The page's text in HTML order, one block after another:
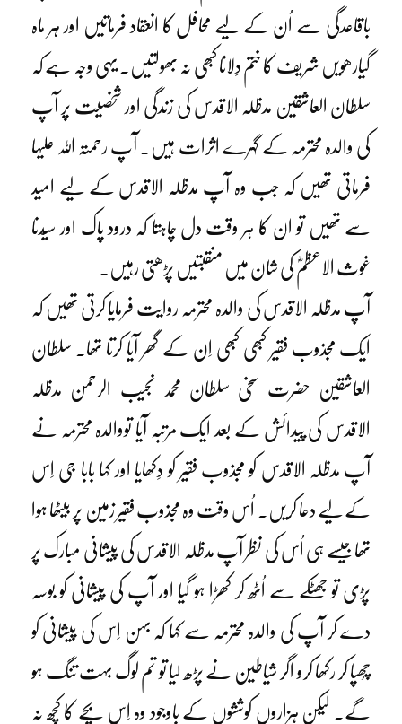
باقاعدگی سے اُن کے لیے محافل کا انعقاد فرماتیں اور ہر ماہ
گیارھویں شریف کا ختم دِلانا کبھی نہ بھولتیں۔ یہی وجہ ہے کہ
سلطان العاشقین مدظلہ الاقدس کی زندگی اور شخصیت پر آپ
کی والدہ محترمہ کے گہرے اثرات ہیں۔ آپ رحمتہ اللہ علیہا
فرماتی تھیں کہ جب وہ آپ مدظلہ الاقدس کے لیے امید
سے تھیں تو ان کا ہر وقت دل چاہتا کہ درود پاک اور سیّدنا
غوث الاعظمؓ کی شان میں منقبتیں پڑھتی رہیں۔
آپ مدظلہ الاقدس کی والدہ محترمہ روایت فرمایا کرتی تھیں کہ
ایک مجذوب فقیر کبھی کبھی اِن کے گھر آیا کرتا تھا۔ سلطان
العاشقین حضرت سخی سلطان محمد نجیب الرحمن مدظلہ
الاقدس کی پیدائش کے بعد ایک مرتبہ آیا تووالدہ محترمہ نے
آپ مدظلہ الاقدس کو مجذوب فقیر کو دِکھایا اور کہا بابا جی اِس
کے لیے دعا کریں۔ اُس وقت وہ مجذوب فقیر زمین پر بیٹھا ہوا
تھا جیسے ہی اُس کی نظر آپ مدظلہ الاقدس کی پیشانی مبارک پر
پڑی تو جھٹکے سے اُٹھ کر کھڑا ہو گیا اور آپ کی پیشانی کو بوسہ
دے کر آپ کی والدہ محترمہ سے کہا کہ بہن اِس کی پیشانی کو
چُھپا کر رکھا کرو اگر شیاطین نے پڑھ لیا تو تم لوگ بہت تنگ ہو
گے۔ لیکن ہزاروں کوششوں کے باوجود وہ اِس بچے کا کچھ نہ